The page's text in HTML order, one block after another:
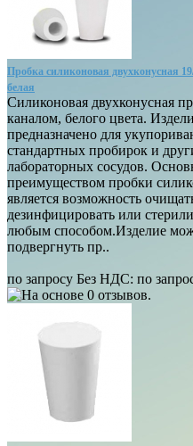
Пробка силиконовая двухконусная
белая
Силиконовая двухконусная
каналом, белого цвета.
предназначено для
стандартных пробирок и
лабораторных сосудов.
преимуществом пробки
является возможность
дезинфицировать или
любым способом.Изделие
подвергнуть пр..
по запросу Без НДС: по